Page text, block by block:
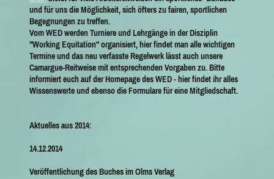
und für uns die Möglichkeit, sich öfters zu fairen, sportlichen
Begegnungen zu treffen.
VomWEDwerden Turniere und Lehrgänge in derDisziplin
"Working Equitation"organisiert, hier findet man alle wichtigen
Termine und das neu verfasste Regelwerk lässt auch unsere
Camargue-Reitweisemit entsprechenden Vorgaben zu. Bitte
informiert euch auf der Homepage des WED - hier findet ihr alles
Wissenswerte und ebenso die Formulare für eine Mitgliedschaft.
Aktuelles aus 2014:
14.12.2014
Veröffentlichung des Buches im Olms Verlag